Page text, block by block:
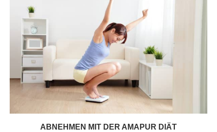
ABNEHMEN MIT DER AMAPUR DIÄT